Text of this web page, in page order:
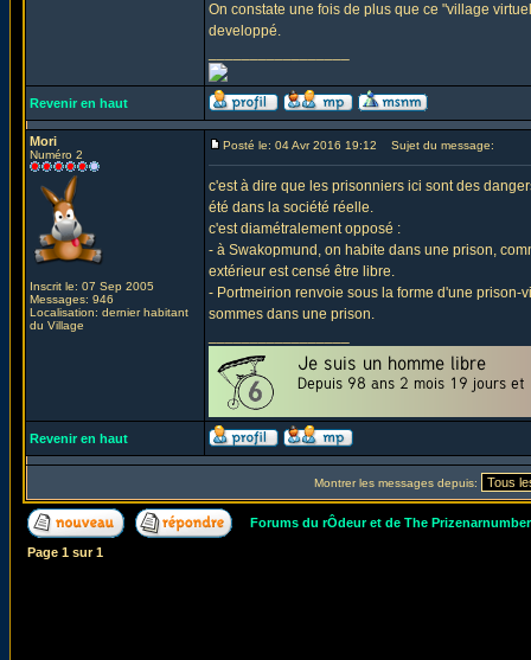
On constate une fois de plus que ce "village
developpé.
Revenir en haut
Mori
Numéro 2
Inscrit le: 07 Sep 2005
Messages: 946
Localisation: dernier habitant
du Village
Posté le: 04 Avr 2016 19:12 Sujet du message:
c'est à dire que les prisonniers ici sont des
été dans la société réelle.
c'est diamétralement opposé :
- à Swakopmund, on habite dans une prison,
extérieur est censé être libre.
- Portmeirion renvoie sous la forme d'une
sommes dans une prison.
Revenir en haut
Montrer les messages depuis:
Forums du rÔdeur et de The
Page 1 sur1